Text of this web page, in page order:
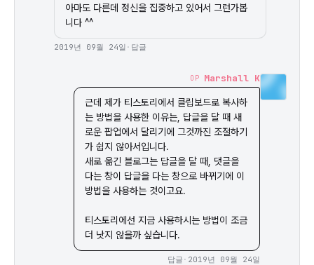
아마도 다른데 정신을 집중하고 있어서 그런가봅
니다 ^^
2019년 09월 24일 · 답글
Marshall K
OP
근데 제가 티스토리에서 클립보드로 복사하
는 방법을 사용한 이유는, 답글을 달 때 새
로운 팝업에서 달리기에 그것까진 조절하기
가 쉽지 않아서입니다.
새로 옮긴 블로그는 답글을 달 때, 댓글을
다는 창이 답글을 다는 창으로 바뀌기에 이
방법을 사용하는 것이고요.
티스토리에선 지금 사용하시는 방법이 조금
더 낫지 않을까 싶습니다.
2019년 09월 24일
·
답글